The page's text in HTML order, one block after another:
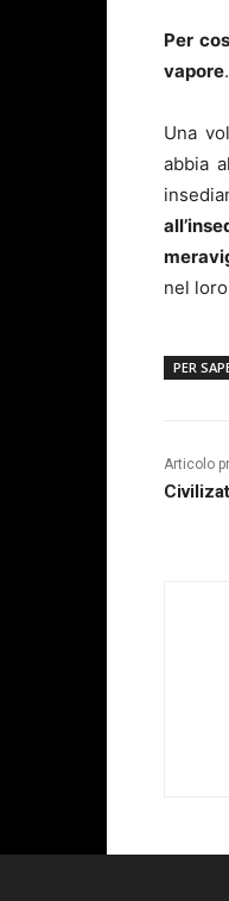
Per
vapore
Una
abbia
nel
PER
Articolo